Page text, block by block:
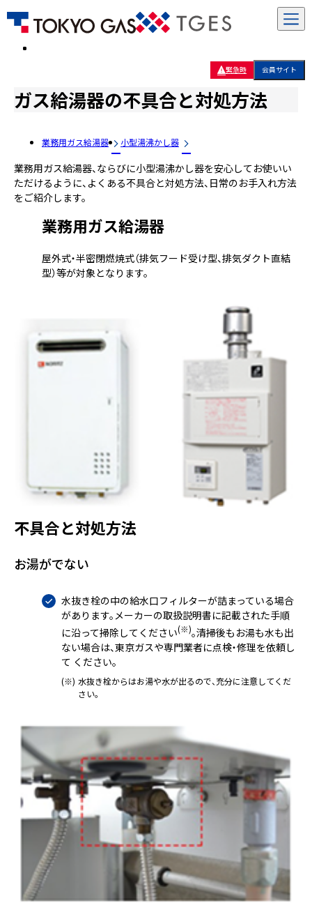
緊急時 会員サイト
ガス給湯器の不具合と対処方法
業務用ガス給湯器 小型湯沸かし器
業務用ガス給湯器、ならびに小型湯沸かし器を安心してお使いい
ただけるように、よくある不具合と対処方法、日常のお手入れ方法
をご紹介します。
業務用ガス給湯器
屋外式・半密閉燃焼式（排気フード受け型、排気ダクト直結
型）等が対象となります。
不具合と対処方法
お湯がでない
水抜き栓の中の給水口フィルターが詰まっている場合
があります。メーカーの取扱説明書に記載された手順
に沿って掃除してください(※)。清掃後もお湯も水も出
ない場合は、東京ガスや専門業者に点検・修理を依頼し
て ください。
(※) 水抜き栓からはお湯や水が出るので、充分に注意してくだ
さい。